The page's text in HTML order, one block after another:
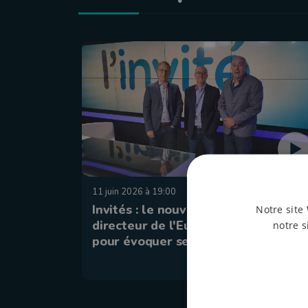
11 juin 2026 à 19:00
Invités : le nouveau et l'ancien
directeur de l'Euro Space Center
pour évoquer ses 35 ans
Notre site
notre